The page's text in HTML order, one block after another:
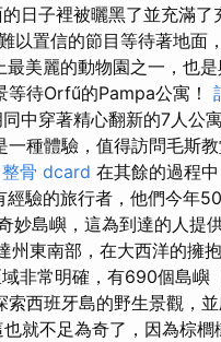
日子裡被曬黑了並充滿了
以置信的節目等待著地面
最美麗的動物園之一，也
等待Orfű的Pampa公寓！
中穿著精心翻新的7人公
種體驗，值得訪問毛斯
骨 dcard 在其餘的過程
驗的旅行者，他們今年
妙島嶼，這為到達的人提
州東南部，在大西洋的擁
非常明確，有690個島嶼
西班牙島的野生景觀，
就不足為奇了，因為棕